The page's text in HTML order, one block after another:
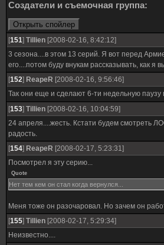
Создатели и съемочная группа:
[151] Tillien [2008-02-16, 8:42:12]
3 сезона....в этом 13 серий. Я вот перед
его....потом буду внукам рассказывать, как я
[152] ReapeR [2008-02-16, 9:56:46]
Так они еще и сделают 6-ти недельную паузу
[153] Tillien [2008-02-16, 10:04:59]
24 апреля....жесть. Кстати будем смотреть
радость.
[154] ReapeR [2008-02-17, 5:23:31]
Посмотрел я эту серию...
Quote
Нет тем кем он стал когда вернулся...
Меня тоже он разочаровал. Но зачем он
[155] Tillien [2008-02-17, 5:29:34]
Неизвестно....